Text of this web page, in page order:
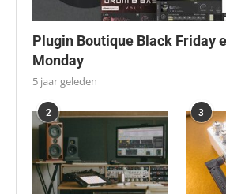
Plugin Boutique Black Friday
Monday
5 jaar geleden
2 3